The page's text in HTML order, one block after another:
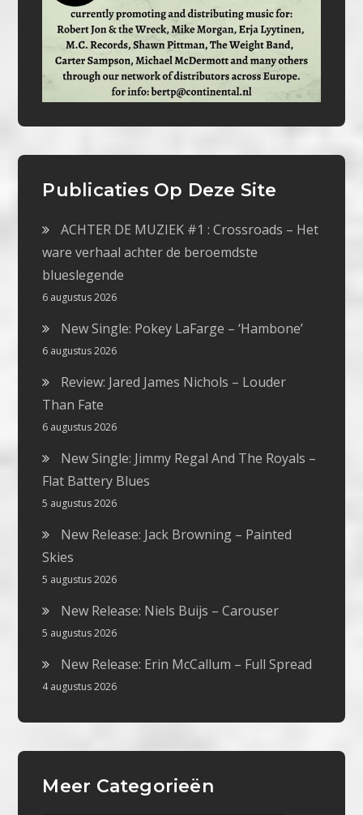
Publicaties Op Deze Site
ACHTER DE MUZIEK #1 : Crossroads – Het
ware verhaal achter de beroemdste
blueslegende
6 augustus 2026
New Single: Pokey LaFarge – ‘Hambone’
6 augustus 2026
Review: Jared James Nichols – Louder
Than Fate
6 augustus 2026
New Single: Jimmy Regal And The Royals –
Flat Battery Blues
5 augustus 2026
New Release: Jack Browning – Painted
Skies
5 augustus 2026
New Release: Niels Buijs – Carouser
5 augustus 2026
New Release: Erin McCallum – Full Spread
4 augustus 2026
Meer Categorieën